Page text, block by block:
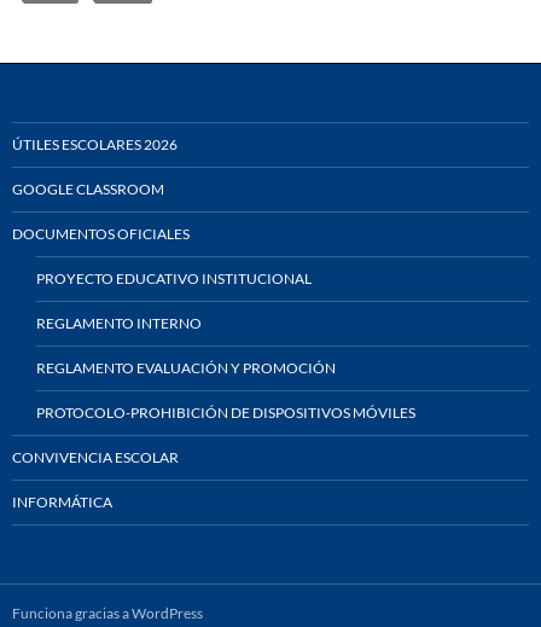
ÚTILES ESCOLARES 2026
GOOGLE CLASSROOM
DOCUMENTOS OFICIALES
PROYECTO EDUCATIVO INSTITUCIONAL
REGLAMENTO INTERNO
REGLAMENTO EVALUACIÓN Y PROMOCIÓN
PROTOCOLO-PROHIBICIÓN DE DISPOSITIVOS MÓVILES
CONVIVENCIA ESCOLAR
INFORMÁTICA
Funciona gracias a WordPress